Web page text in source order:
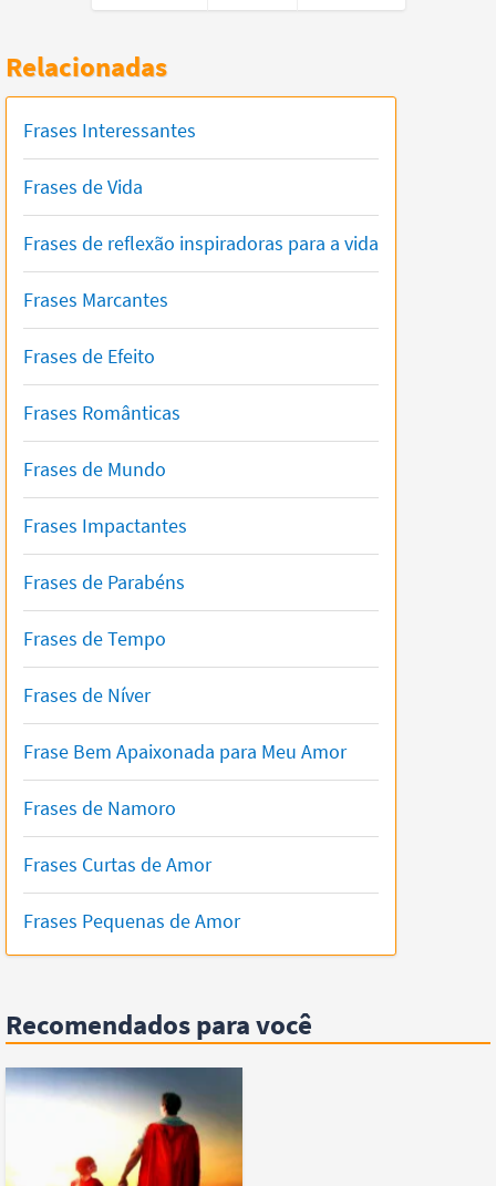
Relacionadas
Frases Interessantes
Frases de Vida
Frases de reflexão inspiradoras para a vida
Frases Marcantes
Frases de Efeito
Frases Românticas
Frases de Mundo
Frases Impactantes
Frases de Parabéns
Frases de Tempo
Frases de Níver
Frase Bem Apaixonada para Meu Amor
Frases de Namoro
Frases Curtas de Amor
Frases Pequenas de Amor
Recomendados para você